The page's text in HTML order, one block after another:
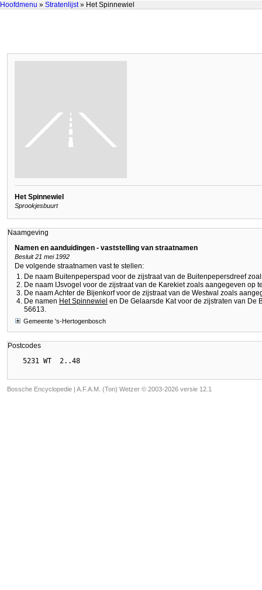
Hoofdmenu » Stratenlijst» Het Spinnewiel
Het Spinnewiel
Sprookjesbuurt
Naamgeving
Namen en aanduidingen - vaststelling van straatnamen
Besluit 21 mei 1992
De volgende straatnamen vast te stellen:
De naam Buitenpeperspad voor de zijstraat van de Buitenpepersdreef
De naam IJsvogel voor de zijstraat van de Karekiet zoals aangegeven op
De naam Achter de Bijenkorf voor de zijstraat van de Westwal zoals
De namen Het Spinnewiel en De Gelaarsde Kat voor de zijstraten van
56613.
Gemeente 's-Hertogenbosch
Postcodes
Bossche Encyclopedie | A.F.A.M. (Ton) Wetzer © 2003-2026 versie 12.1